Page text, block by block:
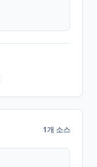
1개 소스